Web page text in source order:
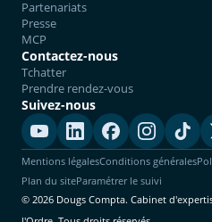
Partenariats
Presse
MCP
Contactez-nous
Tchatter
Prendre rendez-vous
Suivez-nous
Mentions légalesConditions générales
Plan du siteParamétrer le suivi
© 2026 Dougs Compta. Cabinet